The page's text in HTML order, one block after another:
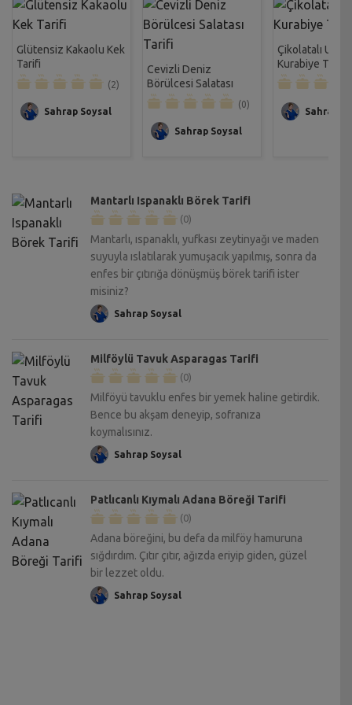
Glütensiz Kakaolu Kek
Tarifi
(2)
Sahrap Soysal
Cevizli Deniz
Börülcesi Salatası
Tarifi
(0)
Sahrap Soysal
Çikolatalı
Kurabiye Tarifi
Sahrap
Mantarlı Ispanaklı Börek Tarifi
(0)
Mantarlı, ıspanaklı, yufkası zeytinyağı ve maden
suyuyla ıslatılarak yumuşacık yapılmış, sonra da
enfes bir çıtırığa dönüşmüş börek tarifi ister
misiniz?
Sahrap Soysal
Milföylü Tavuk Asparagas Tarifi
(0)
Milföyü tavuklu enfes bir yemek haline getirdik.
Bence bu akşam deneyip, sofranıza
koymalısınız.
Sahrap Soysal
Patlıcanlı Kıymalı Adana Böreği Tarifi
(0)
Adana böreğini, bu defa da milföy hamuruna
sığdırdım. Çıtır çıtır, ağızda eriyip giden, güzel
bir lezzet oldu.
Sahrap Soysal